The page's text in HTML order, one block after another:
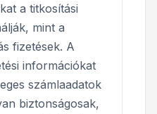
a titkosítási
mint a
fizetések. A
információkat
számlaadatok
biztonságosak,